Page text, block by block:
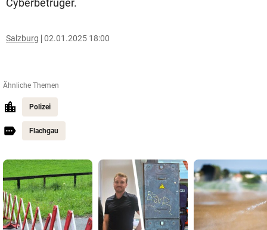
Cyberbetrüger.
Salzburg 02.01.2025 18:00
Ähnliche Themen
Polizei
Flachgau